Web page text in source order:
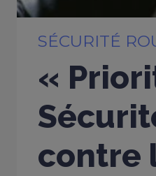
SÉCURITÉ
«
contre